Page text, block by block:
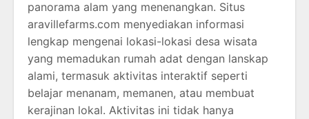
panorama alam yang menenangkan. Situs
aravillefarms.com menyediakan informasi
lengkap mengenai lokasi-lokasi desa wisata
yang memadukan rumah adat dengan lanskap
alami, termasuk aktivitas interaktif seperti
belajar menanam, memanen, atau membuat
kerajinan lokal. Aktivitas ini tidak hanya